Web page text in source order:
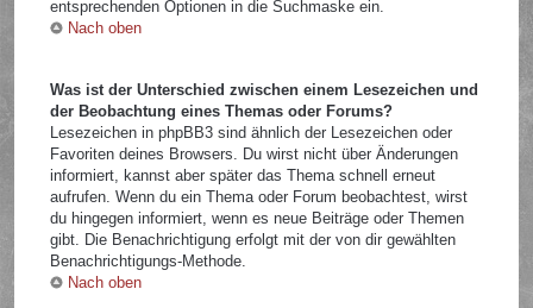
entsprechenden Optionen in die Suchmaske ein.
Nach oben
Was ist der Unterschied zwischen einem Lesezeichen und
der Beobachtung eines Themas oder Forums?
Lesezeichen in phpBB3 sind ähnlich der Lesezeichen oder
Favoriten deines Browsers. Du wirst nicht über Änderungen
informiert, kannst aber später das Thema schnell erneut
aufrufen. Wenn du ein Thema oder Forum beobachtest, wirst
du hingegen informiert, wenn es neue Beiträge oder Themen
gibt. Die Benachrichtigung erfolgt mit der von dir gewählten
Benachrichtigungs-Methode.
Nach oben